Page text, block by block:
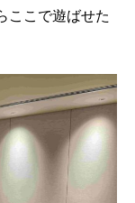
ここで遊ばせた